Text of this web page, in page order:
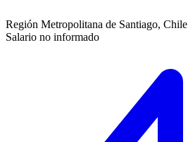
Región Metropolitana de Santiago, Chile
Salario no informado